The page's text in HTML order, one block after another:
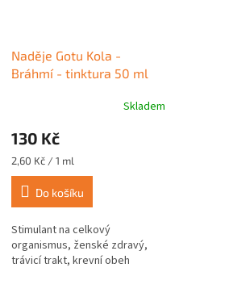
Naděje Gotu Kola -
Bráhmí - tinktura 50 ml
Skladem
130 Kč
Měrná
cena:
2,60 Kč / 1 ml
Do košíku
Stimulant na celkový
organismus, ženské zdravý,
trávicí trakt, krevní obeh